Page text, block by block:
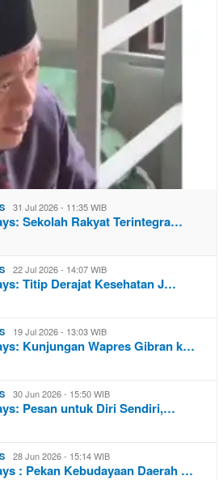
31 Jul 2026 - 11:35 WIB
Sekolah Rakyat Terintegra…
22 Jul 2026 - 14:07 WIB
Titip Derajat Kesehatan J…
19 Jul 2026 - 13:03 WIB
Kunjungan Wapres Gibran k…
30 Jun 2026 - 15:50 WIB
Pesan untuk Diri Sendiri,…
28 Jun 2026 - 15:14 WIB
: Pekan Kebudayaan Daerah …